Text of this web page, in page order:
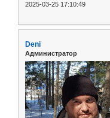
2025-03-25 17:10:49
Deni
Администратор